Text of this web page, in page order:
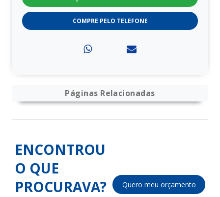
COMPRE PELO TELEFONE
Páginas Relacionadas
ENCONTROU
O QUE
PROCURAVA?
Quero meu orçamento